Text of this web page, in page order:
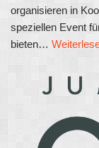
organisieren in
speziellen Event
bieten…